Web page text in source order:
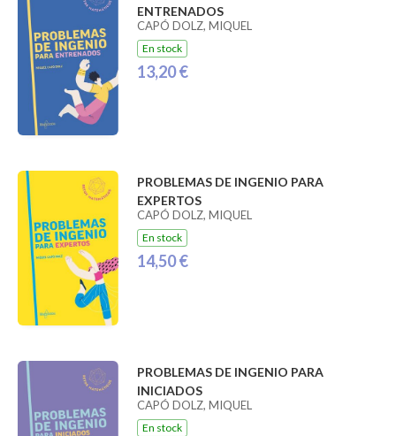
ENTRENADOS
CAPÓ DOLZ, MIQUEL
En stock
13,20 €
PROBLEMAS DE INGENIO PARA
EXPERTOS
CAPÓ DOLZ, MIQUEL
En stock
14,50 €
PROBLEMAS DE INGENIO PARA
INICIADOS
CAPÓ DOLZ, MIQUEL
En stock